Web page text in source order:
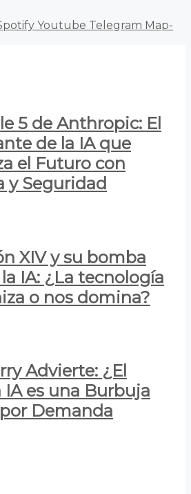
Youtube Telegram Map-
5 de Anthropic: El
de la IA que
el Futuro con
y Seguridad
XIV y su bomba
IA: ¿La tecnología
o nos domina?
Advierte: ¿El
IA es una Burbuja
Demanda